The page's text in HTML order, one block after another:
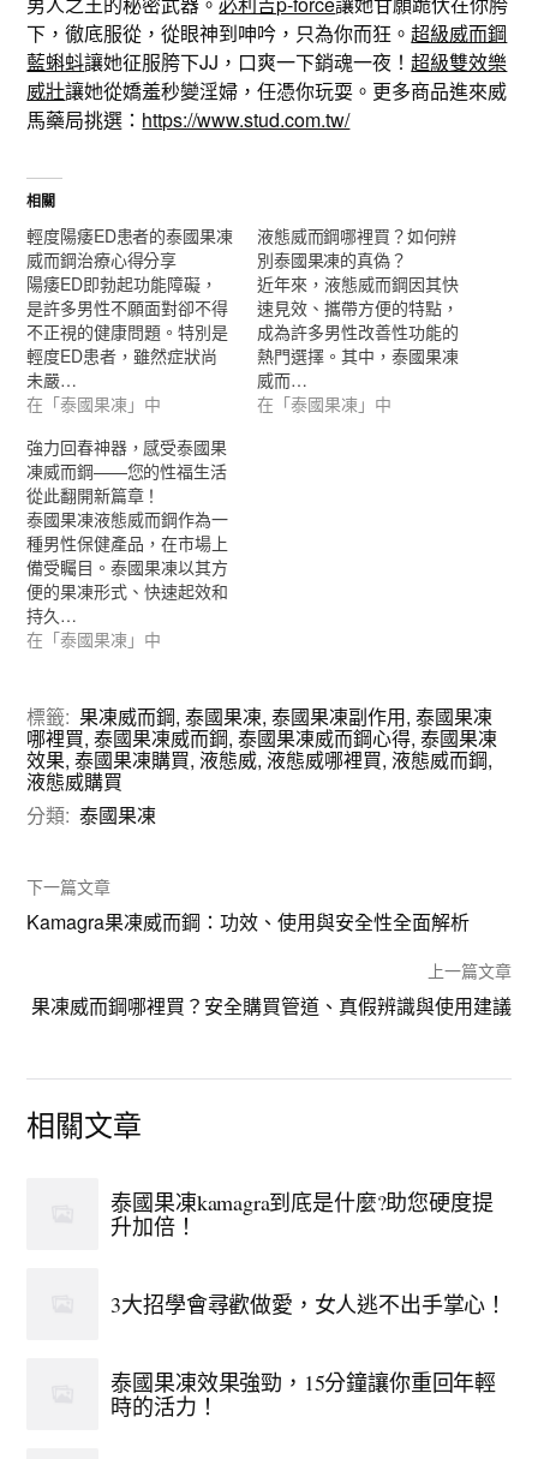
下，徹底服從，從眼神到呻吟，只為你而狂。超級威而鋼
藍蝌蚪讓她征服胯下JJ，口爽一下銷魂一夜！超級雙效樂
威壯讓她從嬌羞秒變淫婦，任憑你玩耍。更多商品進來威
馬藥局挑選： https://www.stud.com.tw/
相關
輕度陽痿ED患者的泰國果凍
威而鋼治療心得分享
陽痿ED即勃起功能障礙，
是許多男性不願面對卻不得
不正視的健康問題。特別是
輕度ED患者，雖然症狀尚
未嚴…
在「泰國果凍」中
液態威而鋼哪裡買？如何辨
別泰國果凍的真偽？
近年來，液態威而鋼因其快
速見效、攜帶方便的特點，
成為許多男性改善性功能的
熱門選擇。其中，泰國果凍
威而…
在「泰國果凍」中
強力回春神器，感受泰國果
凍威而鋼——您的性福生活
從此翻開新篇章！
泰國果凍液態威而鋼作為一
種男性保健產品，在市場上
備受矚目。泰國果凍以其方
便的果凍形式、快速起效和
持久…
在「泰國果凍」中
標籤: 果凍威而鋼,泰國果凍,泰國果凍副作用,泰國果凍
哪裡買,泰國果凍威而鋼,泰國果凍威而鋼心得,泰國果凍
效果,泰國果凍購買, 液態威, 液態威哪裡買, 液態威而鋼,
液態威購買
分類: 泰國果凍
下一篇文章
Kamagra果凍威而鋼：功效、使用與安全性全面解析
上一篇文章
果凍威而鋼哪裡買？安全購買管道、真假辨識與使用建議
相關文章
泰國果凍kamagra到底是什麼?助您硬度提
升加倍！
3大招學會尋歡做愛，女人逃不出手掌心！
泰國果凍效果強勁，15分鐘讓你重回年輕
時的活力！